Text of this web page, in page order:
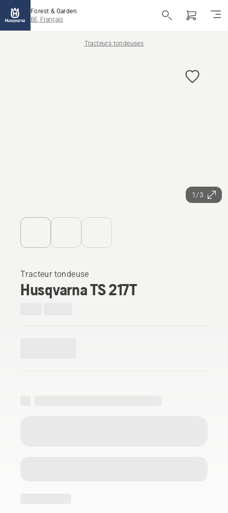
Forest & Garden
BE, Français
Tracteurs tondeuses
1/3
Tracteur tondeuse
Husqvarna TS 217T